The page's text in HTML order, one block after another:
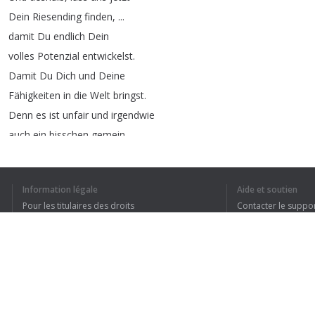
Dein Riesending finden, ...
damit Du endlich Dein
volles Potenzial entwickelst.
Damit Du Dich und Deine
Fähigkeiten in die Welt bringst.
Denn es ist unfair und irgendwie
auch ein bisschen gemein
Deshalb zeigs uns Abenteurer
Denn für mich ist zu100 %klar: ...
Information légale
Pour les titulaires des droits
Aide et soutien
Contacter le